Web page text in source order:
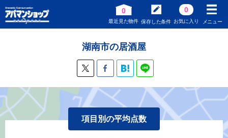
0
最近見た物件 保存した条件
0
お気に入り メニュー
湖南市の居酒屋
項目別の平均点数